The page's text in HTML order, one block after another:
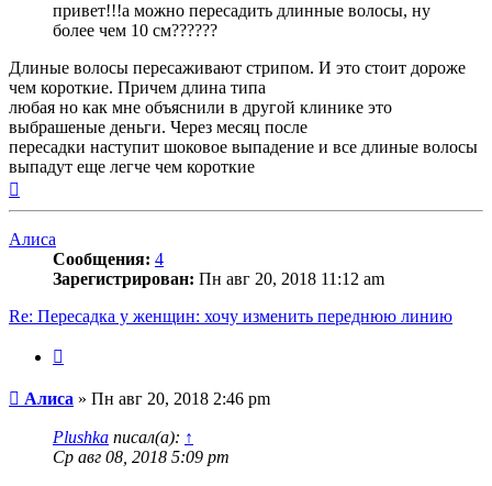
привет!!!а можно пересадить длинные волосы, ну
более чем 10 см??????
Длиные волосы пересаживают стрипом. И это стоит дороже
чем короткие. Причем длина типа
любая но как мне объяснили в другой клинике это
выбрашеные деньги. Через месяц после
пересадки наступит шоковое выпадение и все длиные волосы
выпадут еще легче чем короткие
Алиса
Сообщения: 4
Зарегистрирован: Пн авг 20, 2018 11:12 am
Re: Пересадка у женщин: хочу изменить переднюю линию
Сообщение
Алиса » Пн авг 20, 2018 2:46 pm
Plushka писал(а): ↑
Ср авг 08, 2018 5:09 pm